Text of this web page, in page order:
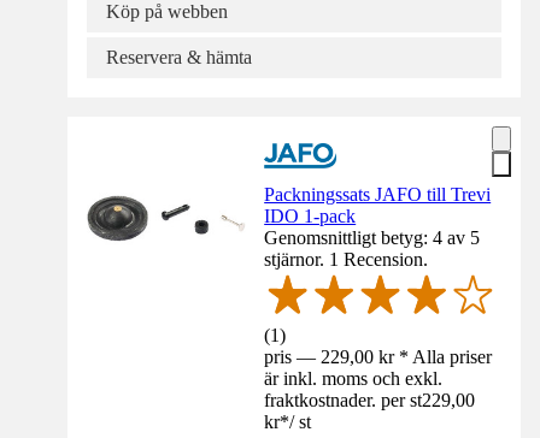
Köp på webben
Reservera & hämta
Packningssats JAFO till Trevi
IDO 1-pack
Genomsnittligt betyg: 4 av 5
stjärnor. 1 Recension.
(1)
pris — 229,00 kr * Alla priser
är inkl. moms och exkl.
fraktkostnader. per st229,00
kr*/ st